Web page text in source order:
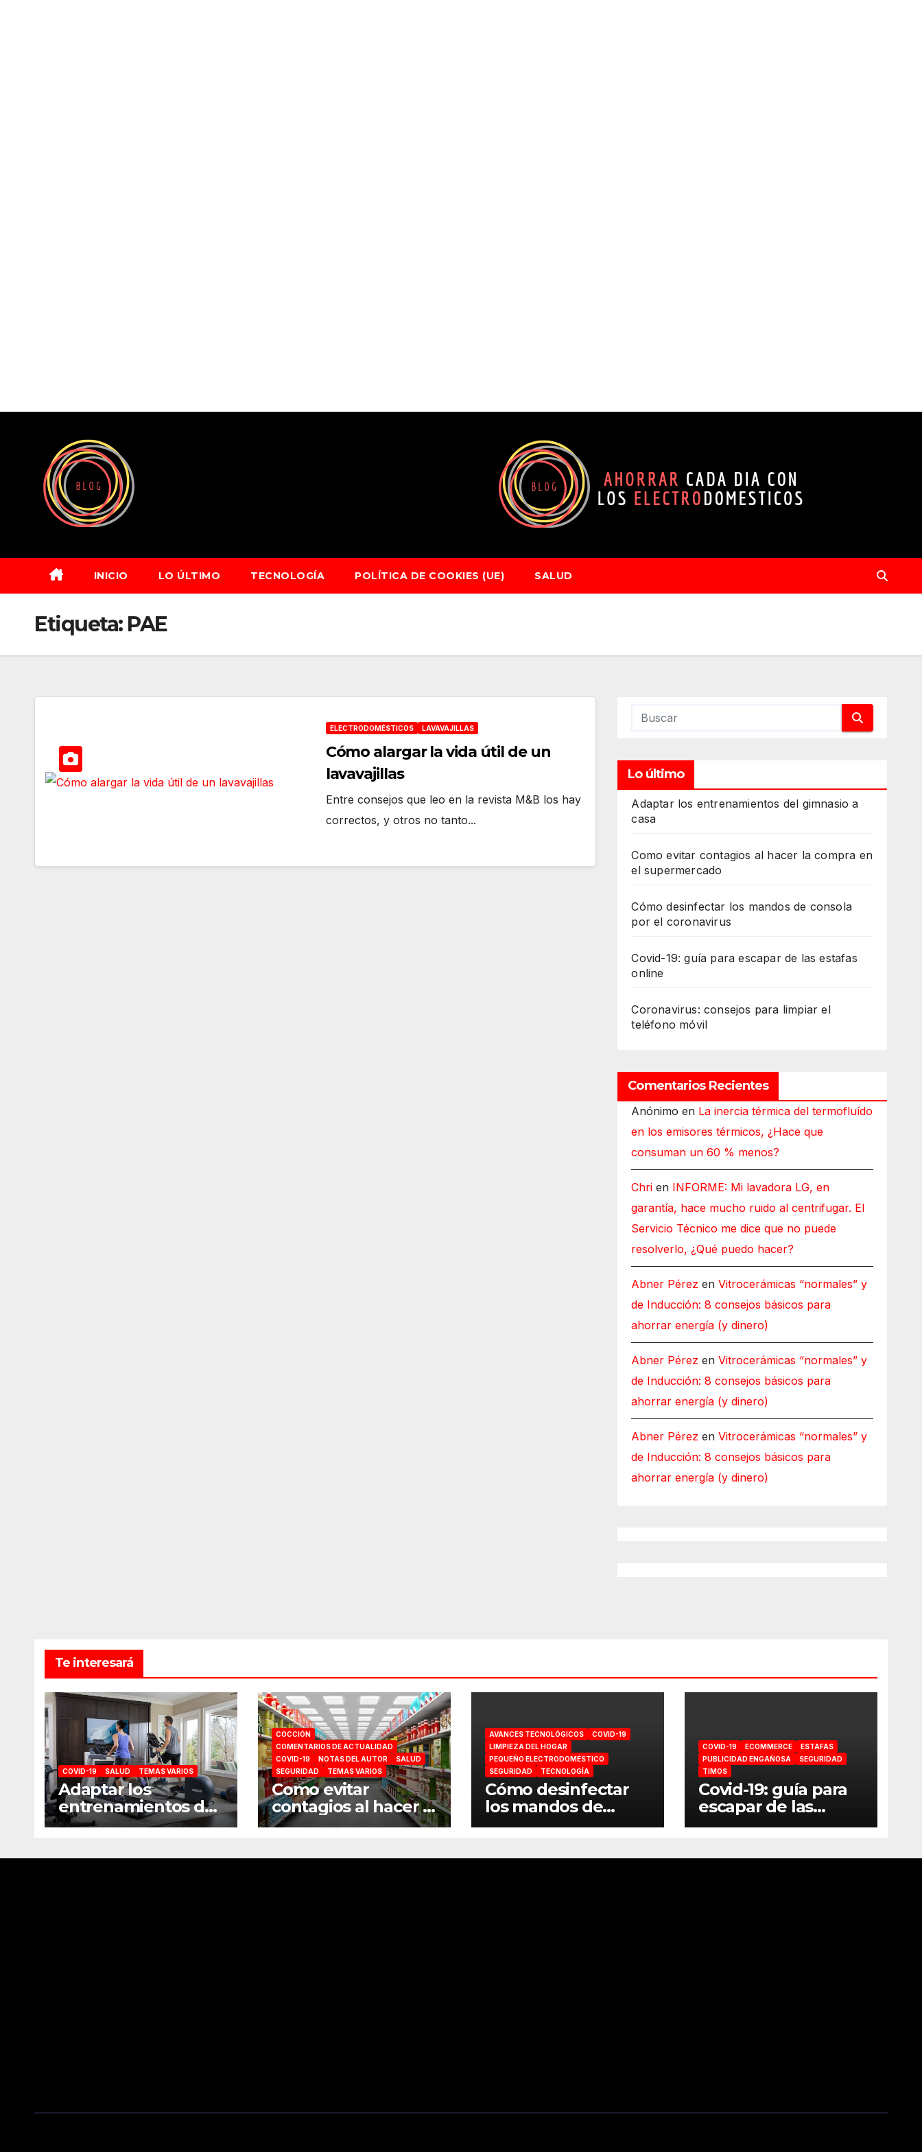
contenido
INICIO LO ÚLTIMO TECNOLOGÍA POLÍTICA DE COOKIES (UE) SALUD
Etiqueta: PAE
ELECTRODOMÉSTICOS LAVAVAJILLAS
Cómo alargar la vida útil de un
lavavajillas
Entre consejos que leo en la revista M&B los hay
correctos, y otros no tanto...
Lo último
Adaptar los entrenamientos del gimnasio a
casa
Como evitar contagios al hacer la compra en
el supermercado
Cómo desinfectar los mandos de consola
por el coronavirus
Covid-19: guía para escapar de las estafas
online
Coronavirus: consejos para limpiar el
teléfono móvil
Comentarios Recientes
Anónimo en La inercia térmica del termofluído
en los emisores térmicos, ¿Hace que
consuman un 60 % menos?
Chri en INFORME: Mi lavadora LG, en
garantía, hace mucho ruido al centrifugar. El
Servicio Técnico me dice que no puede
resolverlo, ¿Qué puedo hacer?
Abner Pérez enVitrocerámicas “normales” y
de Inducción: 8 consejos básicos para
ahorrar energía (y dinero)
Abner Pérez enVitrocerámicas “normales” y
de Inducción: 8 consejos básicos para
ahorrar energía (y dinero)
Abner Pérez enVitrocerámicas “normales” y
de Inducción: 8 consejos básicos para
ahorrar energía (y dinero)
Te interesará
COVID-19 SALUD TEMAS VARIOS
Adaptar los
entrenamientos del
gimnasio a casa
COCCIÓN
COMENTARIOS DE ACTUALIDAD
COVID-19
NOTAS DEL AUTOR
SALUD
SEGURIDAD
TEMAS VARIOS
Como evitar
contagios al hacer la
compra en el
AVANCES TECNOLÓGICOS
COVID-19
LIMPIEZA DEL HOGAR
PEQUEÑO ELECTRODOMÉSTICO
SEGURIDAD
TECNOLOGÍA
Cómo desinfectar
los mandos de
consola por el
COVID-19 ECOMMERCE
ESTAFAS
PUBLICIDAD ENGAÑOSA
SEGURIDAD
TIMOS
Covid-19: guía para
escapar de las
estafas online